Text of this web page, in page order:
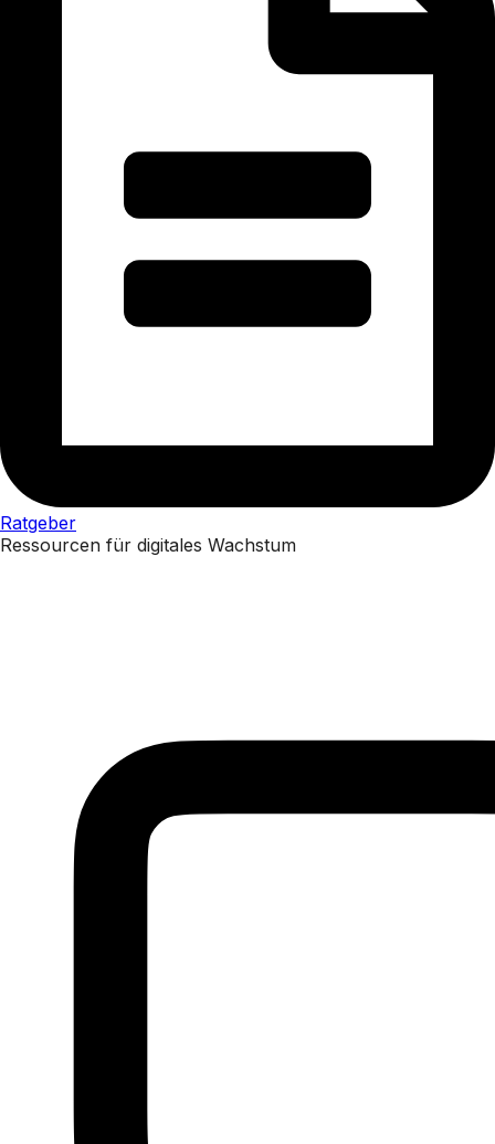
Ratgeber
Ressourcen für digitales Wachstum